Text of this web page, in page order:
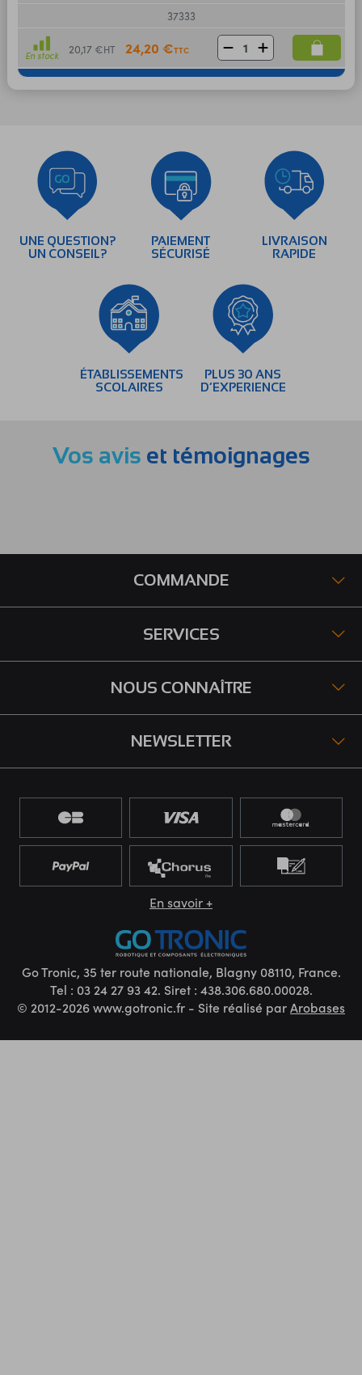
37333
En stock 20,17 €HT 24,20 €TTC
UNE QUESTION?
UN CONSEIL?
PAIEMENT
SÉCURISÉ
LIVRAISON
RAPIDE
ÉTABLISSEMENTS
SCOLAIRES
PLUS 30 ANS
D’EXPERIENCE
Vos avis et témoignages
COMMANDE
SERVICES
NOUS CONNAÎTRE
NEWSLETTER
En savoir +
Go Tronic, 35 ter route nationale, Blagny 08110, France.
Tel : 03 24 27 93 42. Siret : 438.306.680.00028.
© 2012-2026 www.gotronic.fr - Site réalisé parArobases